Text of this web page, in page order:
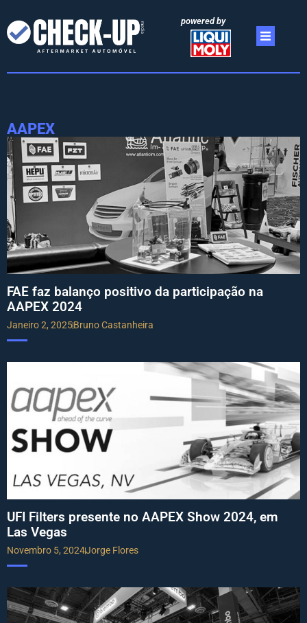
powered by
AAPEX
FAE faz balanço positivo da participação na
AAPEX 2024
Janeiro 2, 2025Bruno Castanheira
UFI Filters presente no AAPEX Show 2024, em
Las Vegas
Novembro 5, 2024Jorge Flores